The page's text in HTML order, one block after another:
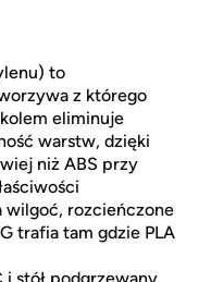
to
z którego
eliminuje
warstw, dzięki
niż ABS przy
wilgoć, rozcieńczone
trafia tam gdzie PLA